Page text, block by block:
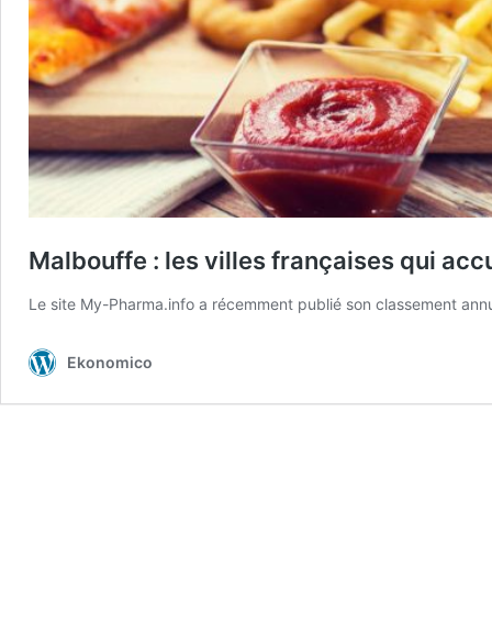
Malbouffe : les villes françaises qui
Le site My-Pharma.info a récemment publié son classement
Ekonomico